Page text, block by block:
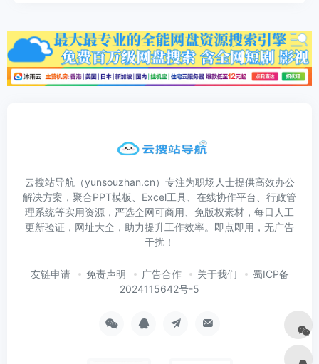
云搜站导航（yunsouzhan.cn）专注为职场人士提供高效办公
解决方案，聚合PPT模板、Excel工具、在线协作平台、行政管
理系统等实用资源，严选全网可商用、免版权素材，每日人工
更新验证，网址大全，助力提升工作效率。即点即用，无广告
干扰！
友链申请 免责声明 广告合作 关于我们
蜀ICP备
2024115642号-5